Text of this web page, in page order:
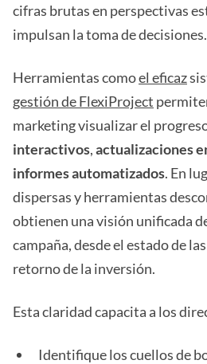
cifras brutas en perspectivas
impulsan la toma de decisiones.
Herramientas comoel eficaz
gestión de FlexiProject
marketing visualizar el
interactivos,actualizaciones
informes automatizados. En
dispersas y herramientas
obtienen una visión unificada
campaña, desde el estado de
retorno de la inversión.
Esta claridad capacita a los
Identifique los cuellos de